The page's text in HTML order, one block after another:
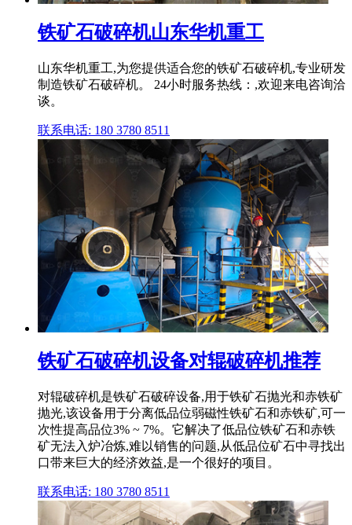
铁矿石破碎机山东华机重工
山东华机重工,为您提供适合您的铁矿石破碎机,专业研发
制造铁矿石破碎机。 24小时服务热线：,欢迎来电咨询洽
谈。
联系电话: 180 3780 8511
铁矿石破碎机设备对辊破碎机推荐
对辊破碎机是铁矿石破碎设备,用于铁矿石抛光和赤铁矿
抛光,该设备用于分离低品位弱磁性铁矿石和赤铁矿,可一
次性提高品位3% ~ 7%。它解决了低品位铁矿石和赤铁
矿无法入炉冶炼,难以销售的问题,从低品位矿石中寻找出
口带来巨大的经济效益,是一个很好的项目。
联系电话: 180 3780 8511